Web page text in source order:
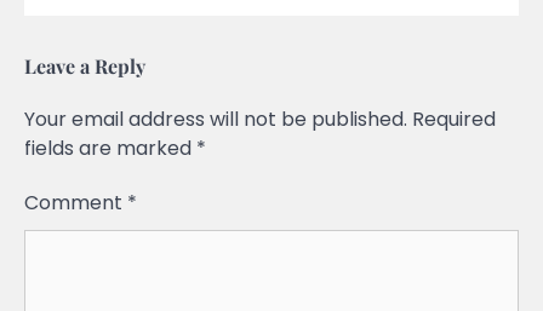
Leave a Reply
Your email address will not be published. Required
fields are marked *
Comment *